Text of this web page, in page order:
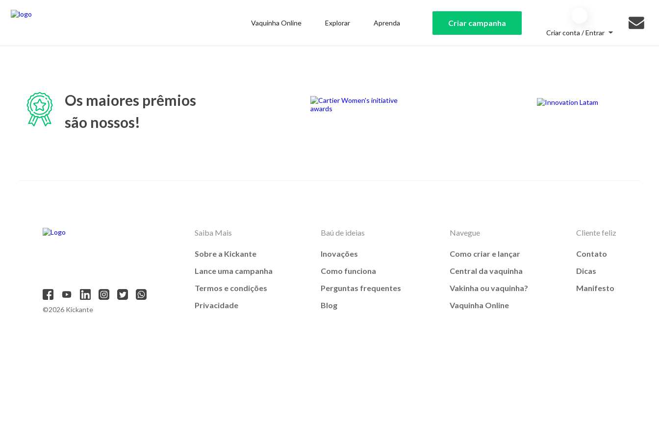
Vaquinha Online Explorar Aprenda Criar campanha
Criar conta / Entrar
Os maiores prêmios
são nossos!
©2026 Kickante
Saiba Mais
Sobre a Kickante
Lance uma campanha
Termos e condições
Privacidade
Baú de ideias
Inovações
Como funciona
Perguntas frequentes
Blog
Navegue
Como criar e lançar
Central da vaquinha
Vakinha ou vaquinha?
Vaquinha Online
Cliente feliz
Contato
Dicas
Manifesto